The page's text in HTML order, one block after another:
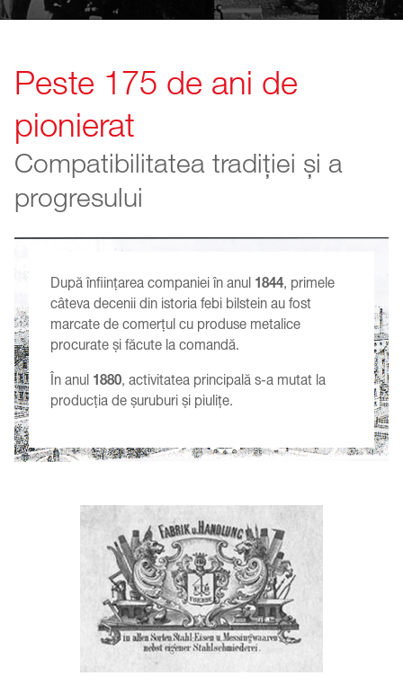
Peste 175 de ani de
pionierat
Compatibilitatea tradiției și a
progresului
După înființarea companiei în anul 1844, primele
câteva decenii din istoria febi bilstein au fost
marcate de comerțul cu produse metalice
procurate și făcute la comandă.
În anul 1880, activitatea principală s-a mutat la
producția de șuruburi și piulițe.